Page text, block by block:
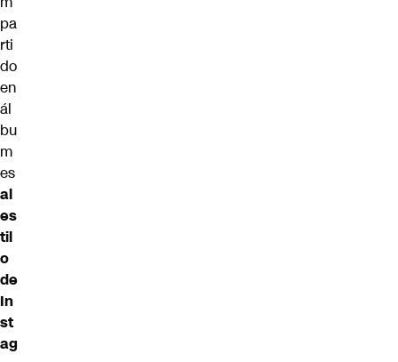
pa
rti
do
en
ál
bu
m
es
al
es
til
o
de
In
st
ag